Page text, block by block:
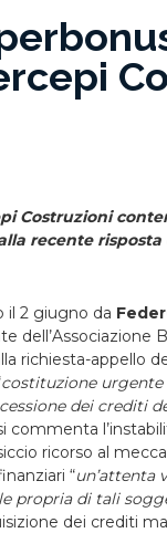
Costruzioni
recente risposta
il 2 giugno da
dell’Associazione
richiesta-appello
costituzione
dei crediti
commenta
ricorso al
“un’attenta
propria di tali
dei crediti